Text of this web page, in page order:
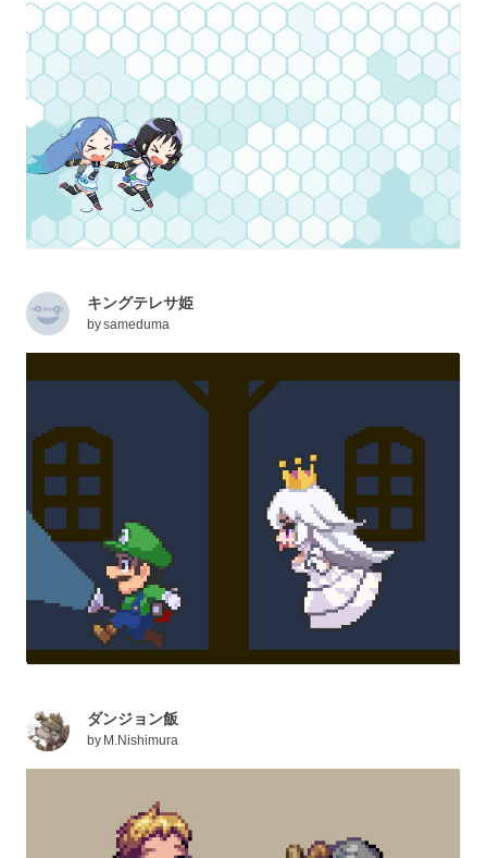
キングテレサ姫
bysameduma
ダンジョン飯
by M.Nishimura